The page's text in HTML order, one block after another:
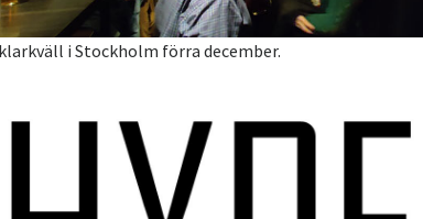
i Stockholm förra december.